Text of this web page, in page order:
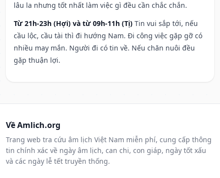
lâu la nhưng tốt nhất làm việc gì đều cần chắc chắn.
Từ 21h-23h (Hợi) và từ 09h-11h (Tị) Tin vui sắp tới, nếu
cầu lộc, cầu tài thì đi hướng Nam. Đi công việc gặp gỡ có
nhiều may mắn. Người đi có tin về. Nếu chăn nuôi đều
gặp thuận lợi.
Về Amlich.org
Trang web tra cứu âm lịch Việt Nam miễn phí, cung cấp thông
tin chính xác về ngày âm lịch, can chi, con giáp, ngày tốt xấu
và các ngày lễ tết truyền thống.